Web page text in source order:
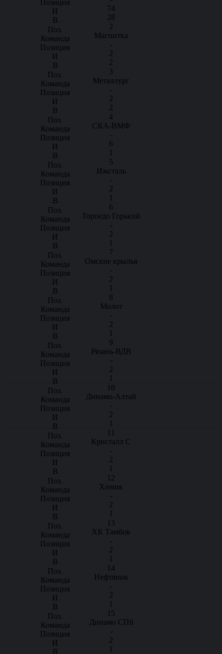
74
28
2
Магнитка
-
2
2
3
Металлург
-
2
2
4
СКА-ВМФ
-
6
1
5
Ижсталь
-
2
1
6
Торпедо Горький
-
2
1
7
Омские крылья
-
2
1
8
Молот
-
2
1
9
Рязань-ВДВ
-
2
1
10
Динамо-Алтай
-
2
1
11
Кристалл С
-
2
1
12
Химик
-
2
1
13
ХК Тамбов
-
2
1
14
Нефтяник
-
2
1
15
Динамо СПб
-
2
1